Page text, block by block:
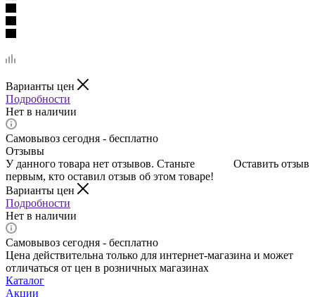
Варианты цен
Подробности
Нет в наличии
Самовывоз сегодня - бесплатно
Отзывы
Оставить отзыв
У данного товара нет отзывов. Станьте
первым, кто оставил отзыв об этом товаре!
Варианты цен
Подробности
Нет в наличии
Самовывоз сегодня - бесплатно
Цена действительна только для интернет-магазина и может
отличаться от цен в розничных магазинах
Каталог
Акции